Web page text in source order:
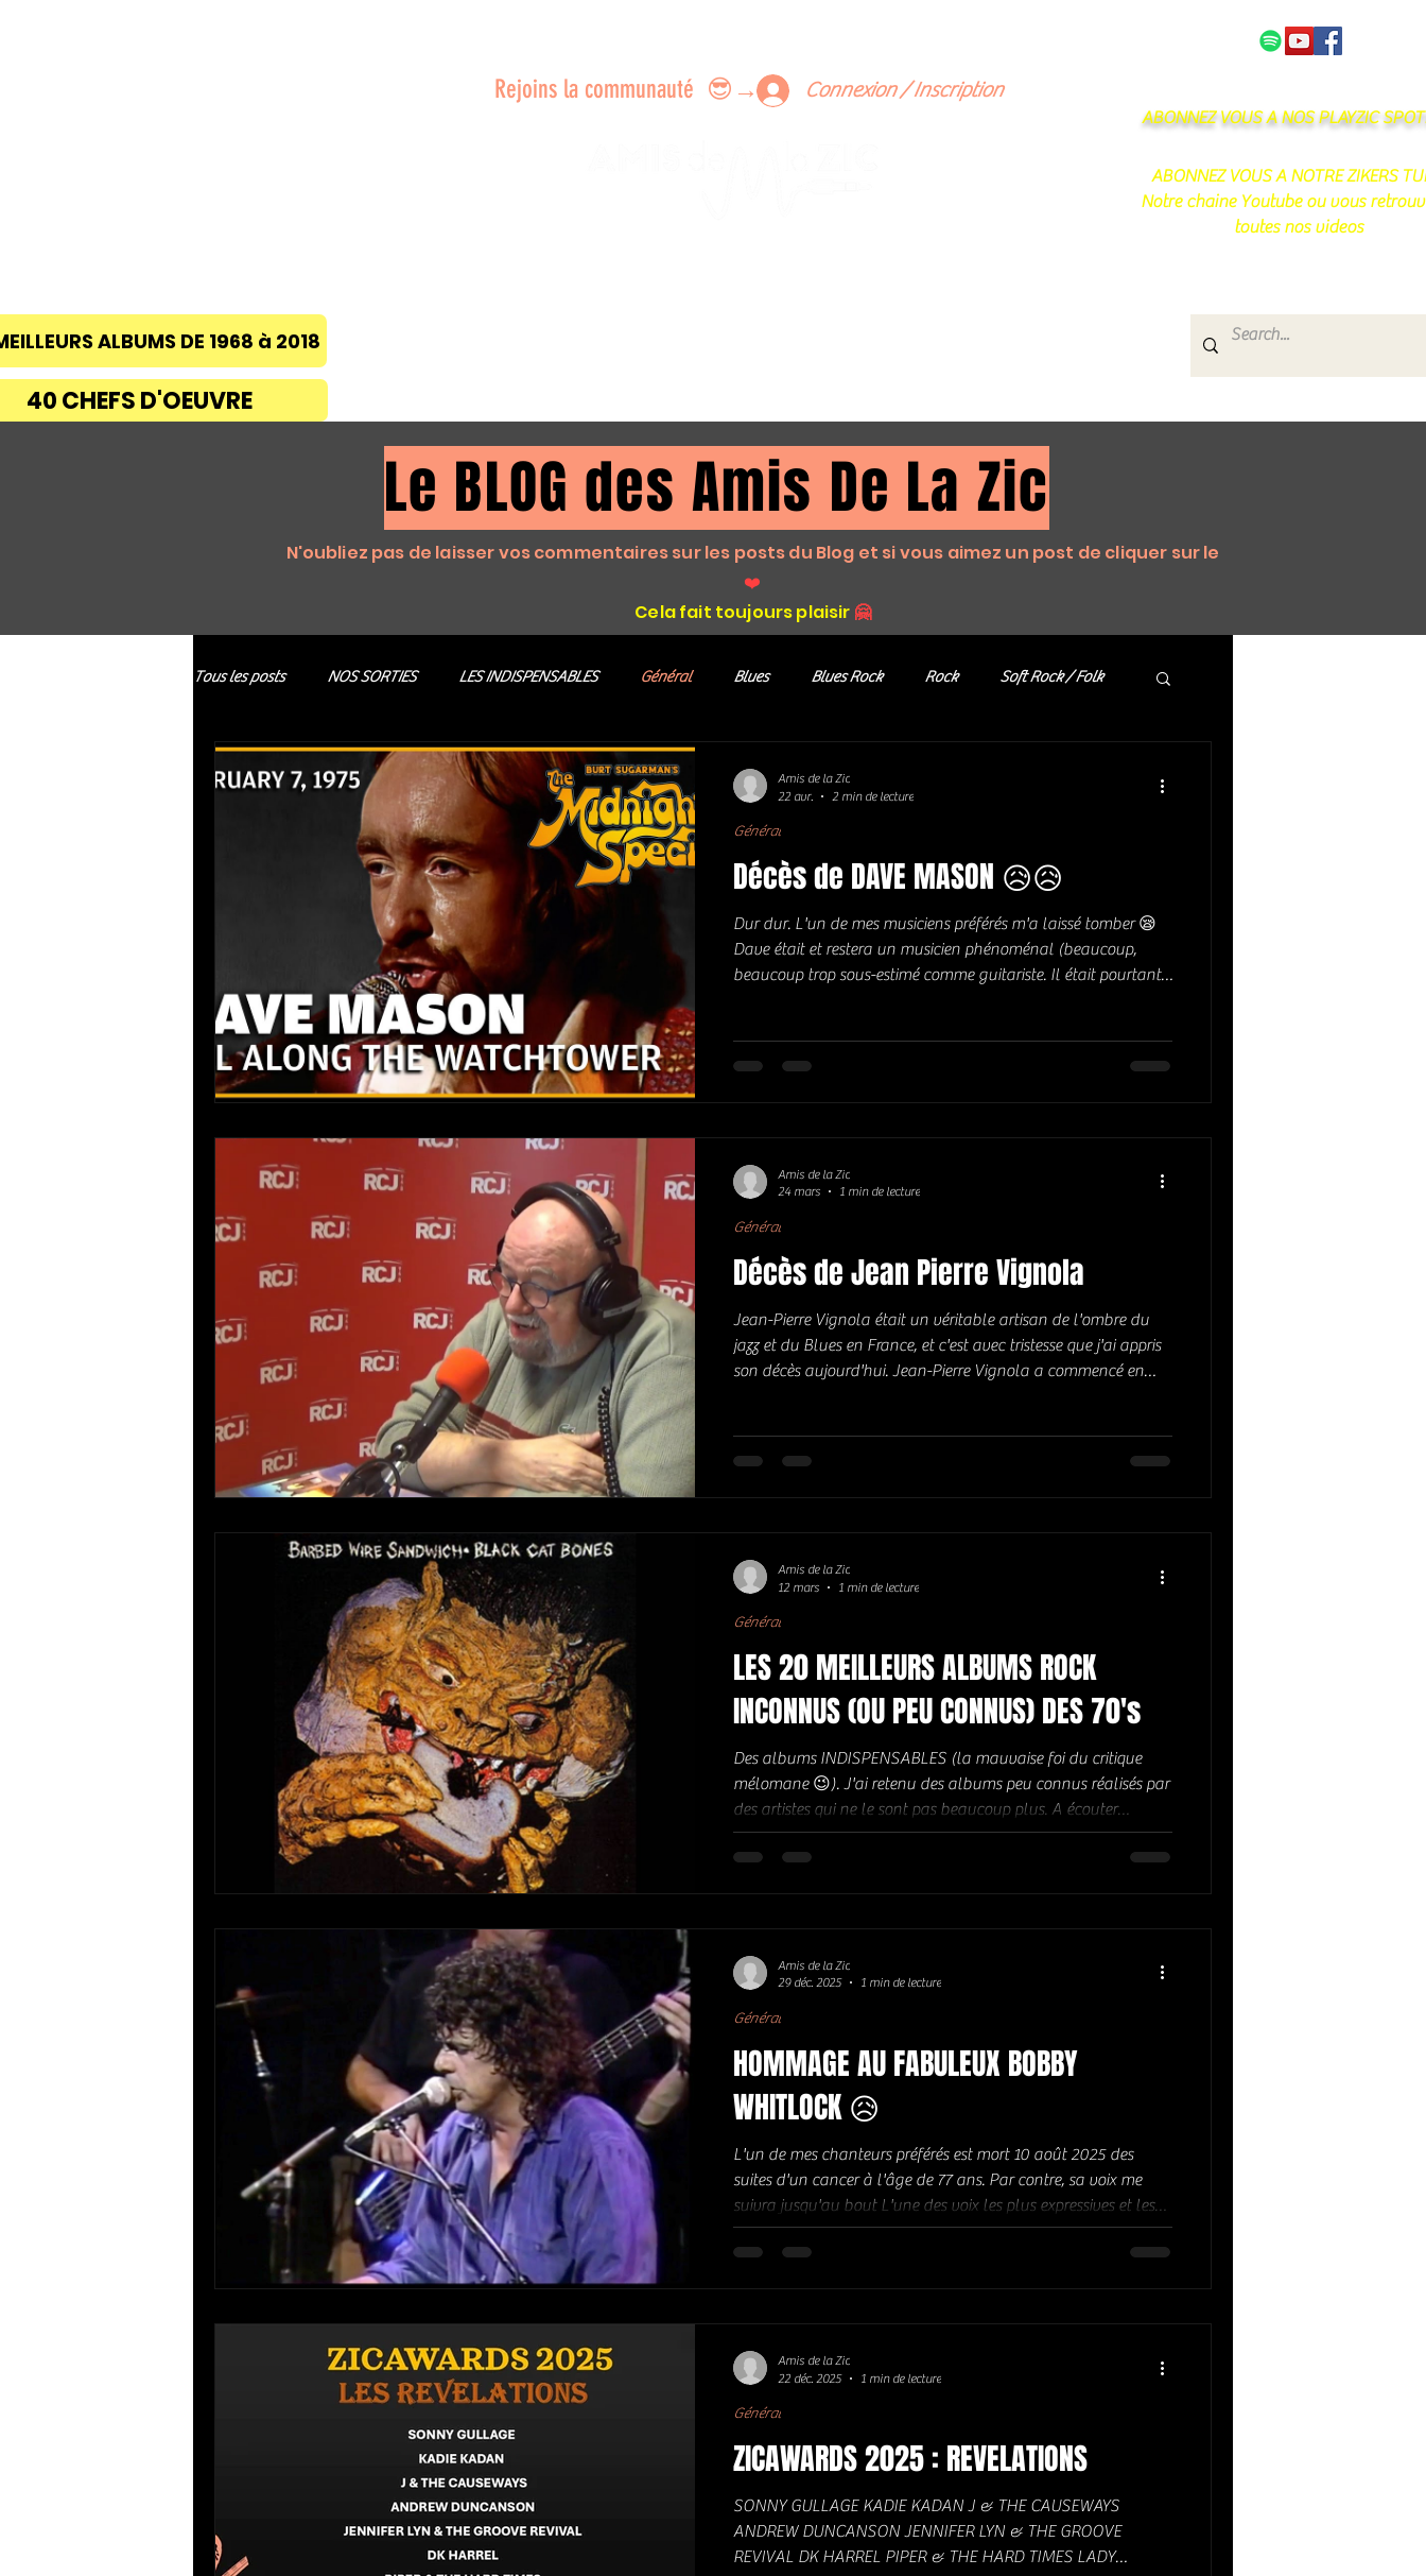
Connexion / Inscription
ABONNEZ VOUS A NOS PLAYZIC
ABONNEZ VOUS A NOTRE ZIKERS
Notre chaine Youtube ou vous
toutes nos videos
ALBUMS DE 1968 à 2018
Rejoins la communauté 😎→
40 CHEFS D'OEUVRE
Le BLOG des Amis De La Zic
N'oubliez pas de laisser vos commentaires sur les posts du Blog et si vous aimez un post de cliquer sur le
❤️
Cela fait toujours plaisir 🤗
Tous les posts NOS SORTIES LES INDISPENSABLES Général Blues Blues Rock Rock Soft Rock / Folk
Soul / Funk / Rhythm Blues Southern rock Bons Plans
Décès de DAVE MASON 😥😥
Dur dur. L'un de mes musiciens préférés m'a laissé tomber 😪
Dave était et restera un musicien phénoménal (beaucoup,
beaucoup trop sous-estimé comme guitariste. Il était pourtant
le concept existe encore !) . Quand je pense a Dave Mason, je
pense à sa version de "All along the watchtower",
Général
Amis de la Zic
22 avr.
2 min de lecture
Décès de Jean Pierre Vignola
Jean-Pierre Vignola était un véritable artisan de l'ombre du
jazz et du Blues en France, et c'est avec tristesse que j'ai appris
son décès aujourd'hui. Jean-Pierre Vignola a commencé en
fondateur du Festival Blues Sur Seine et enfin co-fondateur du
Festival Jazz à Vienne. Il était notre maître à tous en matière
Général
Amis de la Zic
24 mars
1 min de lecture
LES 20 MEILLEURS ALBUMS ROCK
INCONNUS (OU PEU CONNUS) DES 70's
Des albums INDISPENSABLES (la mauvaise foi du critique
mélomane 😉). J'ai retenu des albums peu connus réalisés par
des artistes qui ne le sont pas beaucoup plus. A écouter
absolument pour tout fan de musique. BLACK CAT BONES :
BARBED WIRE SANDWICH (1970) MARC BENNO : MINNOWS
YOULDEN : NOWHERE ROIAD (1973) BRONCO : SMOKING
Général
Amis de la Zic
12 mars
1 min de lecture
HOMMAGE AU FABULEUX BOBBY
WHITLOCK 😥
L'un de mes chanteurs préférés est mort 10 août 2025 des
suites d'un cancer à l'âge de 77 ans. Par contre, sa voix me
suivra jusqu'au bout L'une des voix les plus expressives et les
plus tristes qu'il m'ait été donné d'entendre. La chanson
"Layla" ... C'est lui. Bobby Whitlock a été scandaleusement
calle
Général
Amis de la Zic
29 déc. 2025
1 min de lecture
ZICAWARDS 2025 : REVELATIONS
SONNY GULLAGE KADIE KADAN J & THE CAUSEWAYS
ANDREW DUNCANSON JENNIFER LYN & THE GROOVE
REVIVAL DK HARREL PIPER & THE HARD TIMES LADY
Général
Amis de la Zic
22 déc. 2025
1 min de lecture